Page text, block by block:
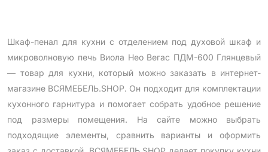
Шкаф-пенал для кухни с отделением под духовой шкаф и
микроволновую печь Виола Нео Вегас ПДМ-600 Глянцевый
— товар для кухни, который можно заказать в интернет-
магазине ВСЯМЕБЕЛЬ.SHOP. Он подходит для комплектации
кухонного гарнитура и помогает собрать удобное решение
под размеры помещения. На сайте можно выбрать
подходящие элементы, сравнить варианты и оформить